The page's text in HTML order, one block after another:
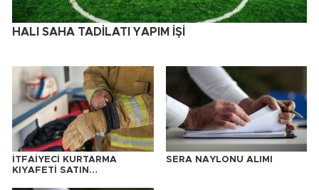
HALI SAHA TADİLATI YAPIM İŞİ
İTFAİYECİ KURTARMA
KIYAFETİ SATIN
SERA NAYLONU ALIMI